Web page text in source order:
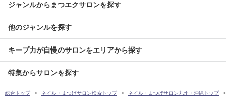
ジャンルからまつエクサロンを探す
他のジャンルを探す
キープ力が自慢のサロンをエリアから探す
特集からサロンを探す
総合トップ ネイル・まつげサロン検索トップ ネイル・まつげサロン九州・沖縄トップ